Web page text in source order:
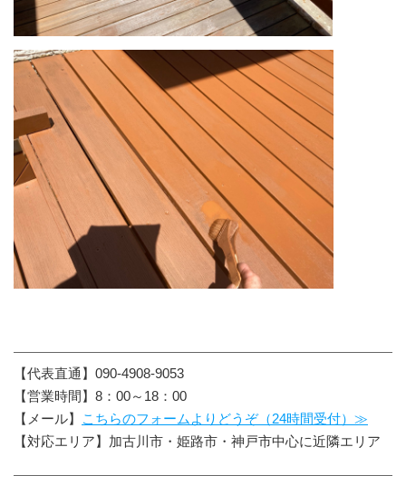
【代表直通】090-4908-9053
【営業時間】8：00～18：00
【メール】
こちらのフォームよりどうぞ（24時間受付）≫
【対応エリア】加古川市・姫路市・神戸市中心に近隣エリア